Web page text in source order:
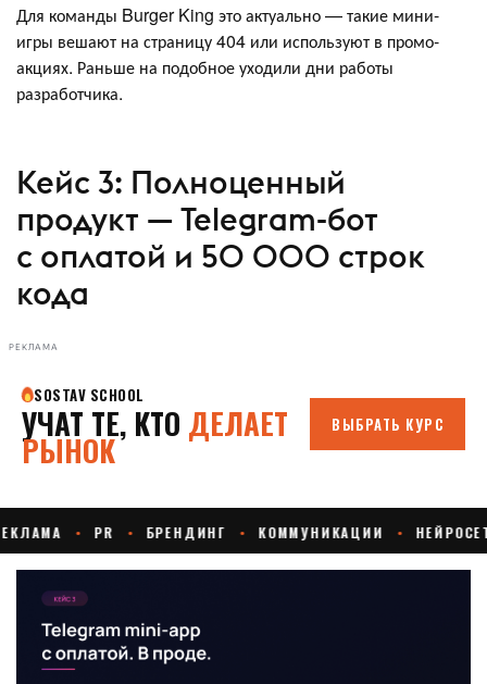
Для команды Burger King это актуально — такие мини-
игры вешают на страницу 404 или используют в промо-
акциях. Раньше на подобное уходили дни работы
разработчика.
Кейс 3: Полноценный
продукт — Telegram-бот
с оплатой и 50 000 строк
кода
РЕКЛАМА